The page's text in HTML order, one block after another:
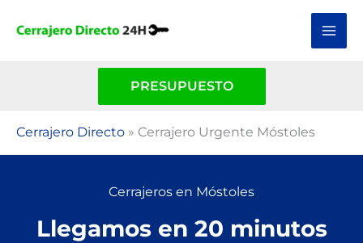
PRESUPUESTO
Cerrajero Directo » Cerrajero Urgente Móstoles
Cerrajeros en Móstoles
Llegamos en 20 minutos